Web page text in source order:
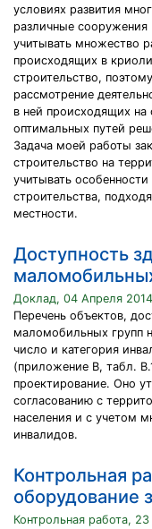
условиях развития
различные
учитывать множество
происходящих в
строительство,
рассмотрение
в ней происходящих на
оптимальных путей
Задача моей работы
строительство на
учитывать
строительства,
местности.
Доступность
Доклад, 04 Апреля 2014
Перечень объектов,
маломобильных групп
число и категория
(приложение В, табл.
проектирование. Оно
согласованию с
населения и с учетом
инвалидов.
Контрольная
оборудование
Контрольная работа,